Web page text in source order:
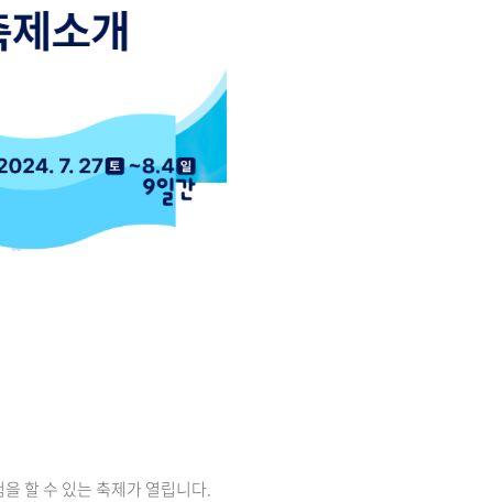
할 수 있는 축제가 열립니다.